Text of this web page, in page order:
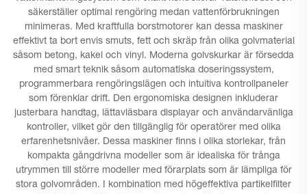
säkerställer optimal rengöring medan vattenförbrukningen
minimeras. Med kraftfulla borstmotorer kan dessa maskiner
effektivt ta bort envis smuts, fett och skräp från olika golvmaterial
såsom betong, kakel och vinyl. Moderna golvskurkar är försedda
med smart teknik såsom automatiska doseringssystem,
programmerbara rengöringslägen och intuitiva kontrollpaneler
som förenklar drift. Den ergonomiska designen inkluderar
justerbara handtag, lättavläsbara displayar och användarvänliga
kontroller, vilket gör den tillgänglig för operatörer med olika
erfarenhetsnivåer. Dessa maskiner finns i olika storlekar, från
kompakta gångdrivna modeller som är idealiska för trånga
utrymmen till större modeller med förarplats som är lämpliga för
stora golvområden. I kombination med högeffektiva partikelfilter